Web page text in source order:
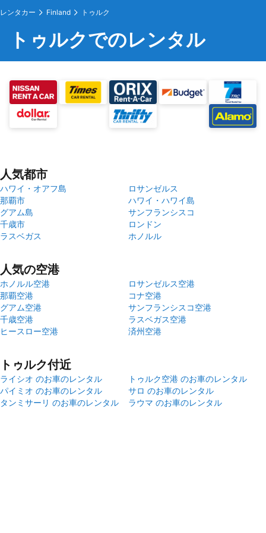
レンタカー Finland トゥルク
トゥルクでのレンタル
人気都市
ハワイ・オアフ島
ロサンゼルス
那覇市
ハワイ・ハワイ島
グアム島
サンフランシスコ
千歳市
ロンドン
ラスベガス
ホノルル
人気の空港
ホノルル空港
ロサンゼルス空港
那覇空港
コナ空港
グアム空港
サンフランシスコ空港
千歳空港
ラスベガス空港
ヒースロー空港
済州空港
トゥルク付近
ライシオ のお車のレンタル
トゥルク空港 のお車のレンタル
パイミオ のお車のレンタル
サロ のお車のレンタル
タンミサーリ のお車のレンタル
ラウマ のお車のレンタル